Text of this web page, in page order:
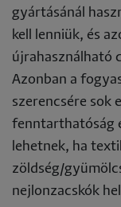
gyártásánál
kell lenniük, és
újrahasználható
Azonban a
szerencsére sok
fenntarthatóság
lehetnek, ha
zöldség/
nejlonzacskók